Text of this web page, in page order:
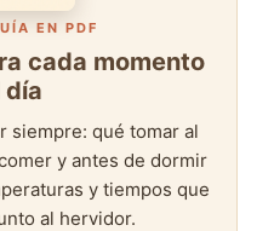
EN PDF
cada momento
día
siempre: qué tomar al
y antes de dormir
y tiempos que
al hervidor.